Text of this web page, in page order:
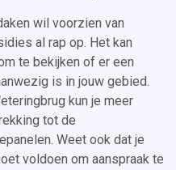
wil voorzien van
al rap op. Het kan
te bekijken of er een
is in jouw gebied.
kun je meer
tot de
Weet ook dat je
voldoen om aanspraak te